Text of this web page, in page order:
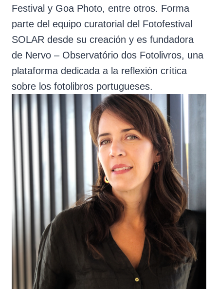
Festival y Goa Photo, entre otros. Forma
parte del equipo curatorial del Fotofestival
SOLAR desde su creación y es fundadora
de Nervo – Observatório dos Fotolivros, una
plataforma dedicada a la reflexión crítica
sobre los fotolibros portugueses.